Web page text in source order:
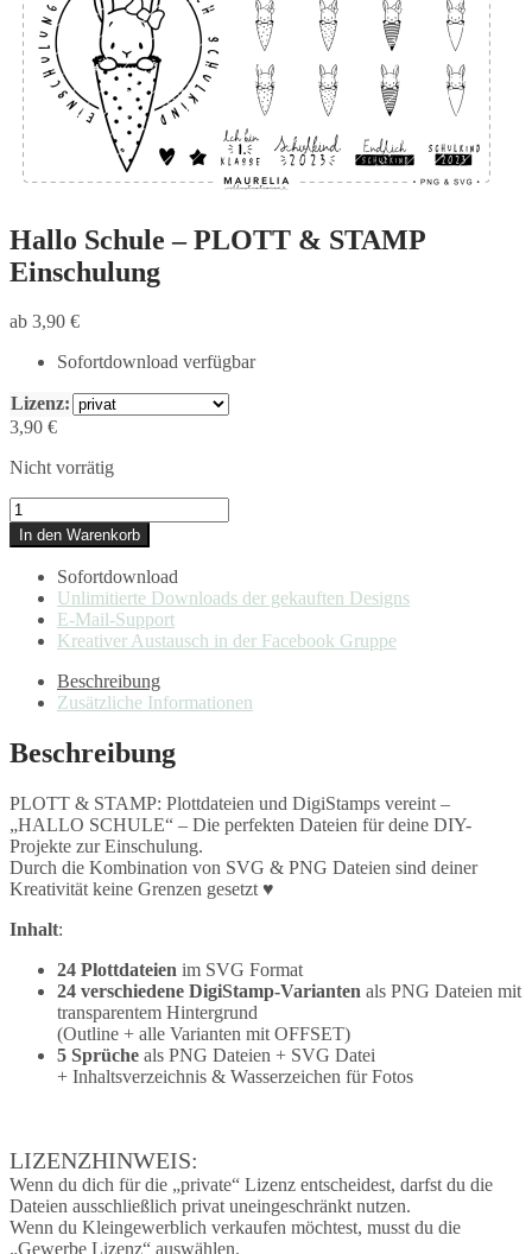
Hallo Schule – PLOTT & STAMP
Einschulung
ab 3,90 €
Sofortdownload verfügbar
Lizenz:
3,90 €
Nicht vorrätig
Hallo
Schule
-
PLOTT
STAMP
Einschulung
Menge
In den Warenkorb
Sofortdownload
Unlimitierte Downloads der gekauften Designs
E-Mail-Support
Kreativer Austausch in der Facebook Gruppe
Beschreibung
Zusätzliche Informationen
Beschreibung
PLOTT & STAMP: Plottdateien und DigiStamps vereint –
„HALLO SCHULE“ – Die perfekten Dateien für deine DIY-
Projekte zur Einschulung.
Durch die Kombination von SVG & PNG Dateien sind deiner
Kreativität keine Grenzen gesetzt ♥
Inhalt:
24 Plottdateien im SVG Format
24 verschiedene DigiStamp-Varianten als PNG Dateien mit
transparentem Hintergrund
(Outline + alle Varianten mit OFFSET)
5 Sprüche als PNG Dateien + SVG Datei
+ Inhaltsverzeichnis & Wasserzeichen für Fotos
LIZENZHINWEIS:
Wenn du dich für die „private“ Lizenz entscheidest, darfst du die
Dateien ausschließlich privat uneingeschränkt nutzen.
Wenn du Kleingewerblich verkaufen möchtest, musst du die
„Gewerbe Lizenz“ auswählen.